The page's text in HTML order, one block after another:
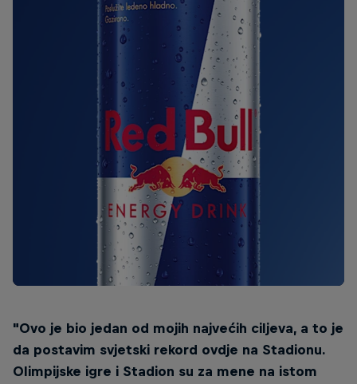
"Ovo je bio jedan od mojih najvećih ciljeva, a to je
da postavim svjetski rekord ovdje na Stadionu.
Olimpijske igre i Stadion su za mene na istom